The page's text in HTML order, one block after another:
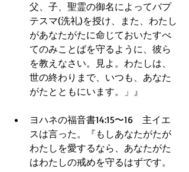
父、子、聖霊の御名によってバプ
テスマ(洗礼)を授け、また、わたし
があなたがたに命じておいたすべ
てのみことばを守るように、彼ら
を教えなさい。見よ。わたしは、
世の終わりまで、いつも、あなた
がたとともにいます。」』
ヨハネの福音書14:15〜16　主イエ
スは言った。『もしあなたがたが
わたしを愛するなら、あなたがた
はわたしの戒めを守るはずです。